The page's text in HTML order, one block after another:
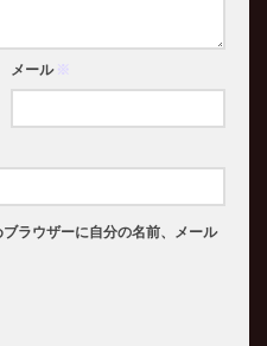
メール ※
ラウザーに自分の名前、メール